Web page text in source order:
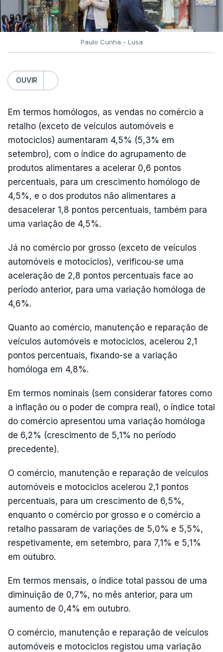
Paulo Cunha - Lusa
OUVIR
Em termos homólogos, as vendas no comércio a
retalho (exceto de veículos automóveis e
motociclos) aumentaram 4,5% (5,3% em
setembro), com o índice do agrupamento de
produtos alimentares a acelerar 0,6 pontos
percentuais, para um crescimento homólogo de
4,5%, e o dos produtos não alimentares a
desacelerar 1,8 pontos percentuais, também para
uma variação de 4,5%.
Já no comércio por grosso (exceto de veículos
automóveis e motociclos), verificou-se uma
aceleração de 2,8 pontos percentuais face ao
período anterior, para uma variação homóloga de
4,6%.
Quanto ao comércio, manutenção e reparação de
veículos automóveis e motociclos, acelerou 2,1
pontos percentuais, fixando-se a variação
homóloga em 4,8%.
Em termos nominais (sem considerar fatores como
a inflação ou o poder de compra real), o índice total
do comércio apresentou uma variação homóloga
de 6,2% (crescimento de 5,1% no período
precedente).
O comércio, manutenção e reparação de veículos
automóveis e motociclos acelerou 2,1 pontos
percentuais, para um crescimento de 6,5%,
enquanto o comércio por grosso e o comércio a
retalho passaram de variações de 5,0% e 5,5%,
respetivamente, em setembro, para 7,1% e 5,1%
em outubro.
Em termos mensais, o índice total passou de uma
diminuição de 0,7%, no mês anterior, para um
aumento de 0,4% em outubro.
O comércio, manutenção e reparação de veículos
automóveis e motociclos registou uma variação